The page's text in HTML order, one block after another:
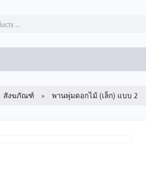
สังฆภัณฑ์ พานพุ่มดอกไม้ (เล็ก) แบบ 2